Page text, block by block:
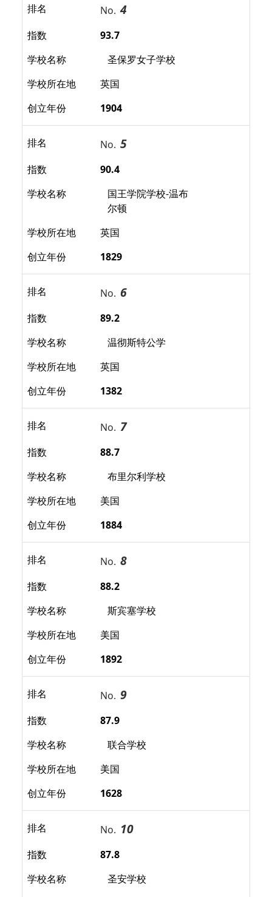
排名 No. 4
指数
93.7
学校名称
圣保罗女子学校
学校所在地
英国
创立年份
1904
排名 No. 5
指数
90.4
学校名称
国王学院学校-温布
尔顿
学校所在地
英国
创立年份
1829
排名 No. 6
指数
89.2
学校名称
温彻斯特公学
学校所在地
英国
创立年份
1382
排名 No. 7
指数
88.7
学校名称
布里尔利学校
学校所在地
美国
创立年份
1884
排名 No. 8
指数
88.2
学校名称
斯宾塞学校
学校所在地
美国
创立年份
1892
排名 No. 9
指数
87.9
学校名称
联合学校
学校所在地
美国
创立年份
1628
排名 No. 10
指数
87.8
学校名称
圣安学校